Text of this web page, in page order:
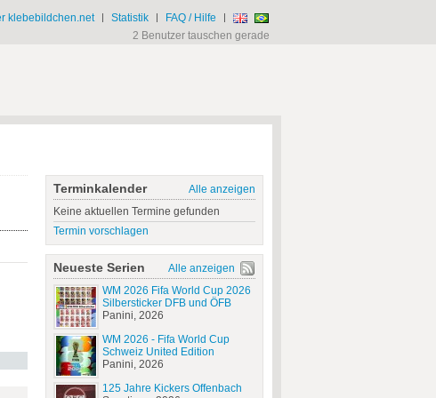
klebebildchen.net | Statistik | FAQ / Hilfe |
2 Benutzer tauschen gerade
Terminkalender
Alle anzeigen
Keine aktuellen Termine gefunden
Termin vorschlagen
Neueste Serien
Alle anzeigen
WM 2026 Fifa World Cup 2026
Silbersticker DFB und ÖFB
Panini, 2026
WM 2026 - Fifa World Cup
Schweiz United Edition
Panini, 2026
125 Jahre Kickers Offenbach